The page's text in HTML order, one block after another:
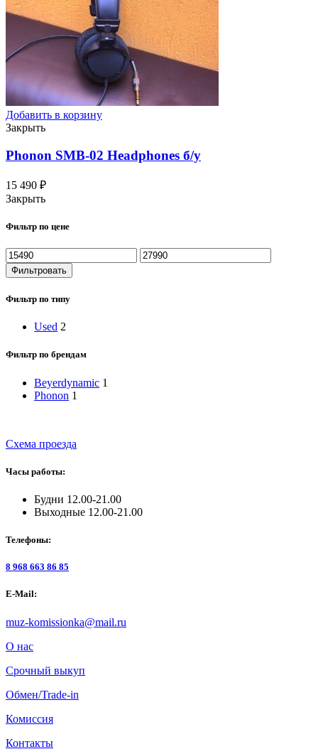
Добавить в корзину
Закрыть
Phonon SMB-02 Headphones б/у
15 490 ₽
Закрыть
Фильтр по цене
Фильтровать
Фильтр по типу
Used 2
Фильтр по брендам
Beyerdynamic 1
Phonon 1
Схема проезда
Часы работы:
Будни 12.00-21.00
Выходные 12.00-21.00
Телефоны:
8 968 663 86 85
E-Mail:
muz-komissionka@mail.ru
О нас
Срочный выкуп
Обмен/Trade-in
Комиссия
Контакты